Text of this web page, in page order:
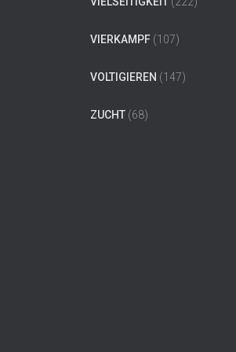
VIERKAMPF (107)
VOLTIGIEREN (147)
ZUCHT (68)